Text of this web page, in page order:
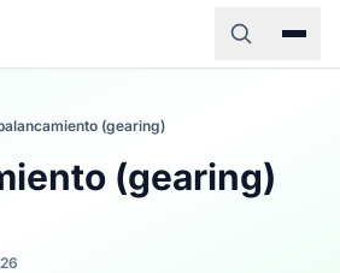
(gearing)
(gearing)